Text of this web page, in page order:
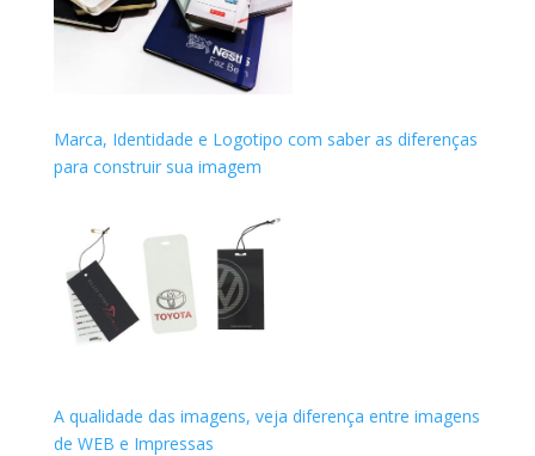
Marca, Identidade e Logotipo com saber as diferenças
para construir sua imagem
A qualidade das imagens, veja diferença entre imagens
de WEB e Impressas